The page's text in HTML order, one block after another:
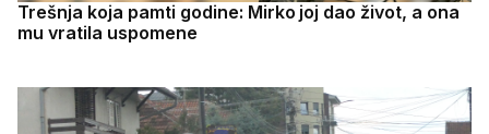
Trešnja koja pamti godine: Mirko joj dao život, a ona
mu vratila uspomene